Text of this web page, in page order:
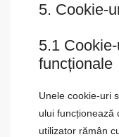
5. Cookie-
5.1
funcționale
Unele cookie-uri
ului funcționează
utilizator rămân